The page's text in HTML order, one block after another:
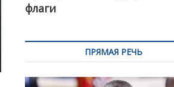
флаги
ПРЯМАЯ РЕЧЬ